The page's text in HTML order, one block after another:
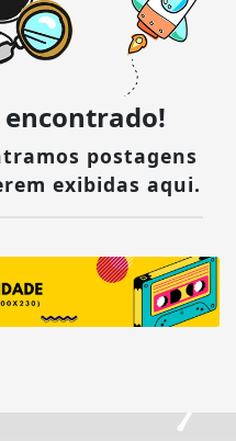
postagens
exibidas aqui.